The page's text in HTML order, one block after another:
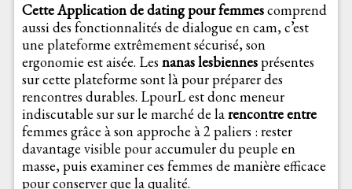
Cette Application de dating pour femmescomprend
aussi des fonctionnalités de dialogue en cam, c’est
une plateforme extrêmement sécurisé, son
ergonomie est aisée. Les nanas lesbiennesprésentes
sur cette plateforme sont là pour préparer des
rencontres durables. LpourL est donc meneur
indiscutable sur sur le marché de larencontre entre
femmes grâce à son approche à 2 paliers : rester
davantage visible pour accumuler du peuple en
masse, puis examiner ces femmes de manière efficace
pour conserver que la qualité.